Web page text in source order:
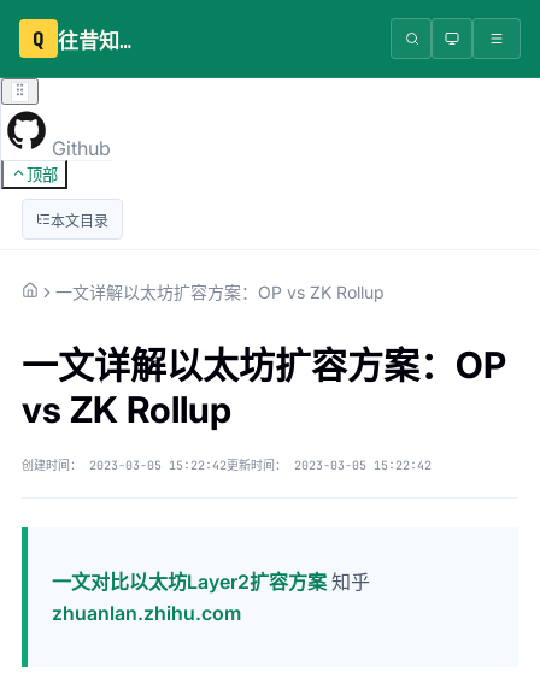
Q 往昔知识库
Github
顶部
本文目录
一文详解以太坊扩容方案：OP vs ZK Rollup
一文详解以太坊扩容方案：OP
vs ZK Rollup
创建时间： 2023-03-05 15:22:42更新时间： 2023-03-05 15:22:42
一文对比以太坊Layer2扩容方案 知乎
zhuanlan.zhihu.com